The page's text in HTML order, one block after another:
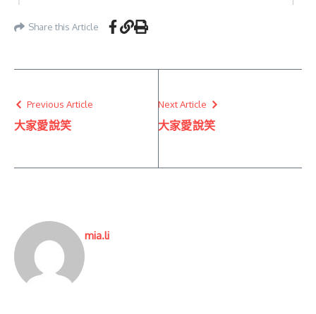
Share this Article
Previous Article
大家愛說笑
Next Article
大家愛說笑
mia.li